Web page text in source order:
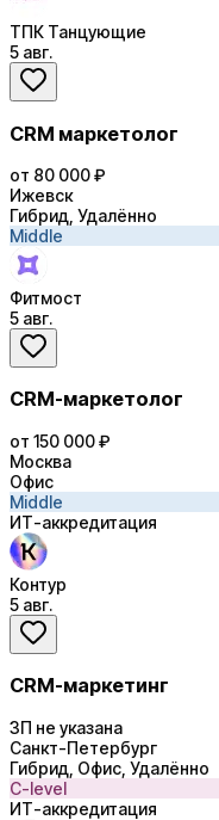
ТПК Танцующие
5 авг.
CRM маркетолог
от 80 000 ₽
Ижевск
Гибрид, Удалённо
Middle
Фитмост
5 авг.
CRM-маркетолог
от 150 000 ₽
Москва
Офис
Middle
ИТ-аккредитация
Контур
5 авг.
CRM-маркетинг
ЗП не указана
Санкт-Петербург
Гибрид, Офис, Удалённо
C-level
ИТ-аккредитация